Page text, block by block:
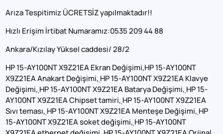
Arıza Tespitimiz ÜCRETSİZ yapılmaktadır!!
Hızlı Erişim İrtibat Numaramız:0535 209 44 88
Ankara/Kızılay Yüksel caddesi/ 28/2
HP 15-AY100NT X9Z21EA Ekran Değişimi,HP 15-AY100NT
X9Z21EA Anakart Değişimi,,HP 15-AY100NT X9Z21EA Klavye
Değişimi,,HP 15-AY100NT X9Z21EA Batarya Değişimi,,HP 15-
AY100NT X9Z21EA Chipset tamiri,,HP 15-AY100NT X9Z21EA
Sıvı teması,,HP 15-AY100NT X9Z21EA Menteşe Değişimi,,HP
15-AY100NT X9Z21EA soket değişimi,,HP 15-AY100NT